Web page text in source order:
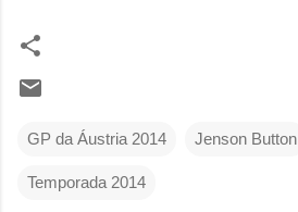
GP da Áustria 2014 Jenson Button
Temporada 2014